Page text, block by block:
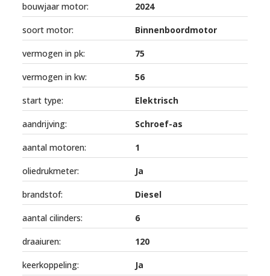
bouwjaar motor: 2024
soort motor: Binnenboordmotor
vermogen in pk: 75
vermogen in kw: 56
start type: Elektrisch
aandrijving: Schroef-as
aantal motoren: 1
oliedrukmeter: Ja
brandstof: Diesel
aantal cilinders: 6
draaiuren: 120
keerkoppeling: Ja